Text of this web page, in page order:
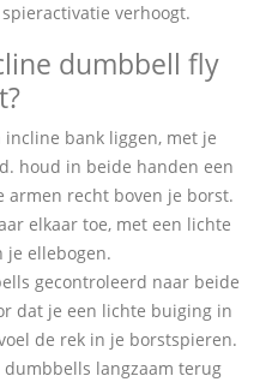
verhoogt.
dumbbell fly
incline bank liggen, met je
houd in beide handen een
armen recht boven je borst.
elkaar toe, met een lichte
je ellebogen.
gecontroleerd naar beide
dat je een lichte buiging in
de rek in je borstspieren.
dumbbells langzaam terug